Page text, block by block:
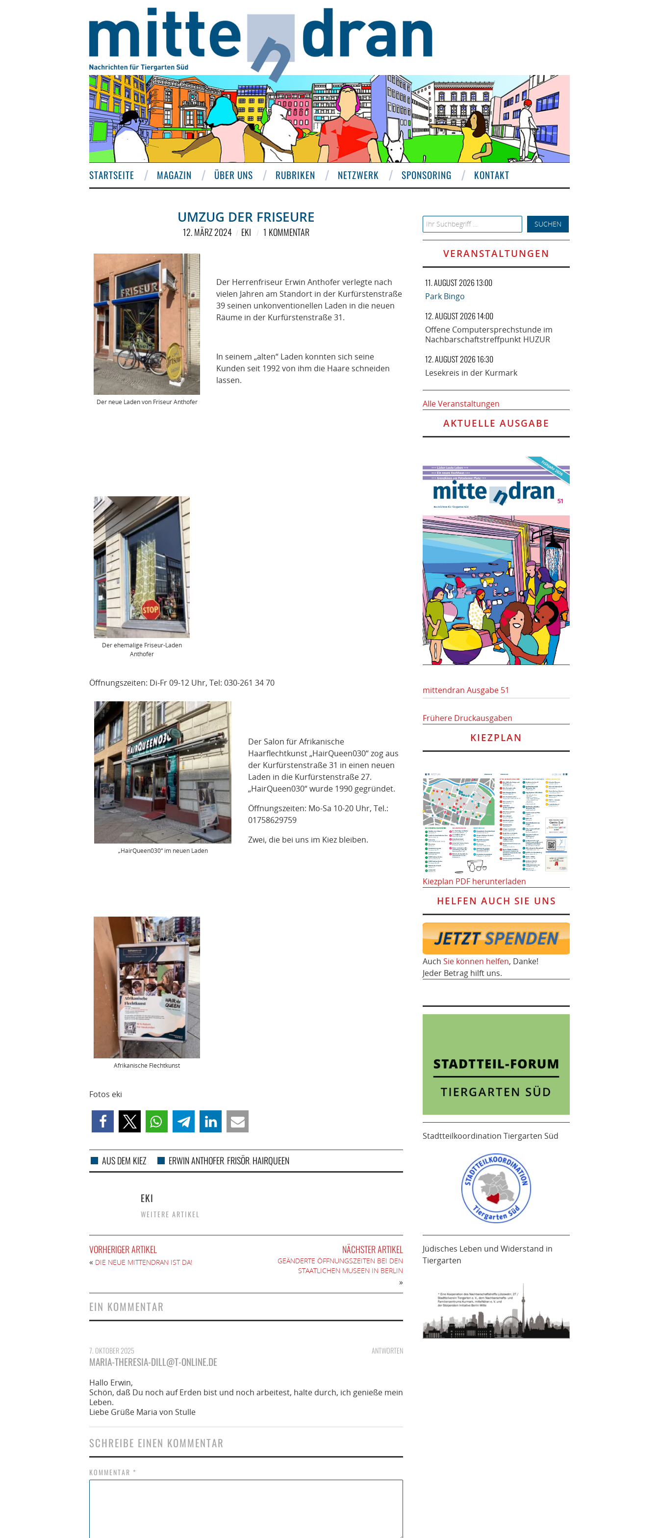
STARTSEITE MAGAZIN ÜBER UNS RUBRIKEN NETZWERK SPONSORING KONTAKT
UMZUG DER FRISEURE
12. MÄRZ 2024 EKI 1 KOMMENTAR
Der neue Laden von Friseur Anthofer
Der Herrenfriseur Erwin Anthofer verlegte nach
vielen Jahren am Standort in der Kurfürstenstraße
39 seinen unkonventionellen Laden in die neuen
Räume in der Kurfürstenstraße 31.
In seinem „alten“ Laden konnten sich seine
Kunden seit 1992 von ihm die Haare schneiden
lassen.
Der ehemalige Friseur-Laden
Anthofer
Öffnungszeiten: Di-Fr 09-12 Uhr, Tel: 030-261 34 70
„HairQueen030“ im neuen Laden
Der Salon für Afrikanische
Haarflechtkunst „HairQueen030“ zog aus
der Kurfürstenstraße 31 in einen neuen
Laden in die Kurfürstenstraße 27.
„HairQueen030“ wurde 1990 gegründet.
Öffnungszeiten: Mo-Sa 10-20 Uhr, Tel.:
01758629759
Zwei, die bei uns im Kiez bleiben.
Afrikanische Flechtkunst
Fotos eki
AUS DEM KIEZ ERWIN ANTHOFER, FRISÖR, HAIRQUEEN
EKI
WEITERE ARTIKEL
VORHERIGER ARTIKEL
« DIE NEUE MITTENDRAN IST DA!
NÄCHSTER ARTIKEL
GEÄNDERTE ÖFFNUNGSZEITEN BEI DEN
STAATLICHEN MUSEEN IN BERLIN
»
EIN KOMMENTAR
ANTWORTEN
7. OKTOBER 2025
MARIA-THERESIA-DILL@T-ONLINE.DE
Hallo Erwin,
Schön, daß Du noch auf Erden bist und noch arbeitest, halte durch, ich genieße mein
Leben.
Liebe Grüße Maria von Stulle
SCHREIBE EINEN KOMMENTAR
KOMMENTAR *
Search for:
VERANSTALTUNGEN
11. AUGUST 2026 13:00
Park Bingo
12. AUGUST 2026 14:00
Offene Computersprechstunde im
Nachbarschaftstreffpunkt HUZUR
12. AUGUST 2026 16:30
Lesekreis in der Kurmark
Alle Veranstaltungen
AKTUELLE AUSGABE
mittendran Ausgabe 51
Frühere Druckausgaben
KIEZPLAN
Kiezplan PDF herunterladen
HELFEN AUCH SIE UNS
Auch Sie können helfen, Danke!
Jeder Betrag hilft uns.
Stadtteilkoordination Tiergarten Süd
Jüdisches Leben und Widerstand in
Tiergarten